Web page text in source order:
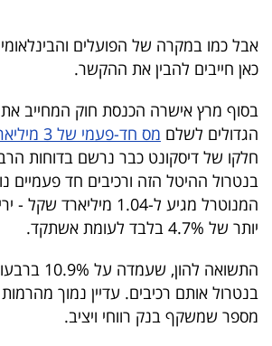
הכלכלי
פודקאסט
40
UNDER
40
שיתופי
פעולה
אבל כמו במקרה של הפועלים
כאן חייבים להבין את ההקשר.
בסוף מרץ אישרה הכנסת חוק המחייב
הגדולים לשלם מס חד-פעמי של 3 מיליארד שקל השנה
חלקו של דיסקונט כבר נרשם בדוחות
בנטרול ההיטל הזה ורכיבים חד פעמיים
המנוטרל מגיע ל-1.04
יותר של 4.7% בלבד לעומת אשתקד.
בנטרול אותם רכיבים. עדיין נמוך
מספר שמשקף בנק רווחי ויציב.